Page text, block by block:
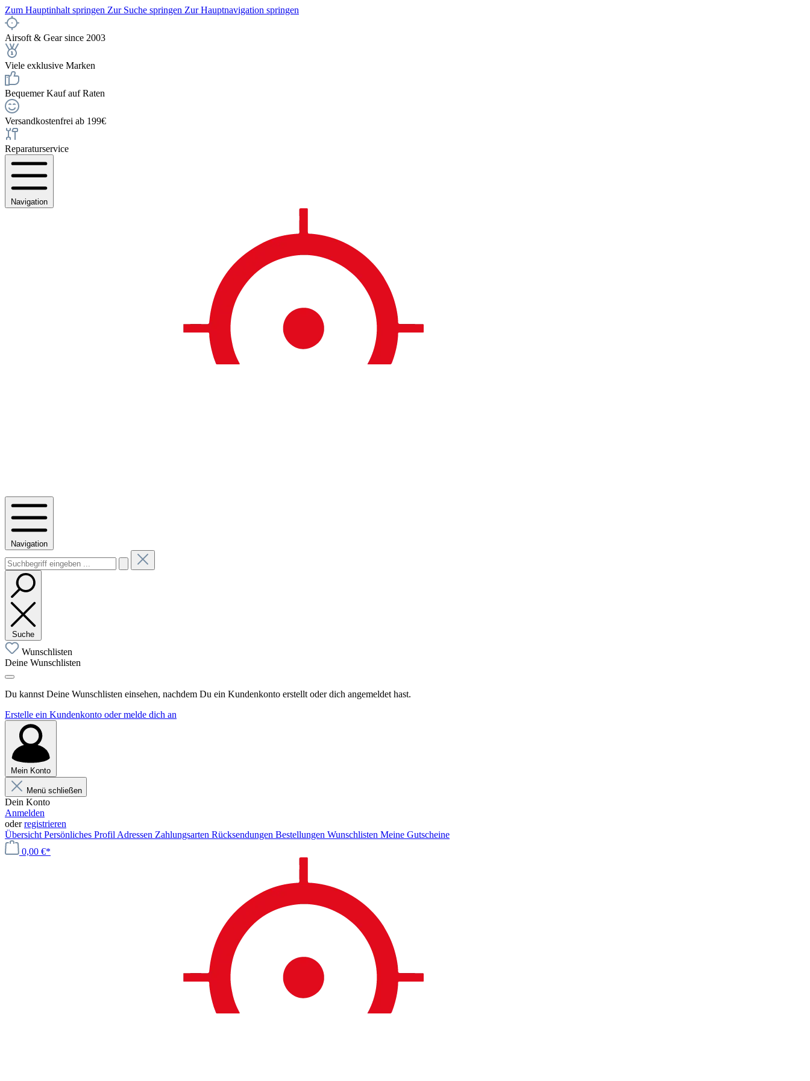
Zum Hauptinhalt springen Zur Suche springen Zur Hauptnavigation springen
Airsoft & Gear since 2003
Viele exklusive Marken
Bequemer Kauf auf Raten
Versandkostenfrei ab 199€
Reparaturservice
Navigation
Navigation
Suche
Wunschlisten
Deine Wunschlisten
Du kannst Deine Wunschlisten einsehen, nachdem Du ein Kundenkonto erstellt oder dich angemeldet hast.
Erstelle ein Kundenkonto oder melde dich an
Mein Konto
Menü schließen
Dein Konto
Anmelden
oderregistrieren
Übersicht Persönliches Profil Adressen Zahlungsarten Rücksendungen Bestellungen Wunschlisten Meine Gutscheine
0,00 €*